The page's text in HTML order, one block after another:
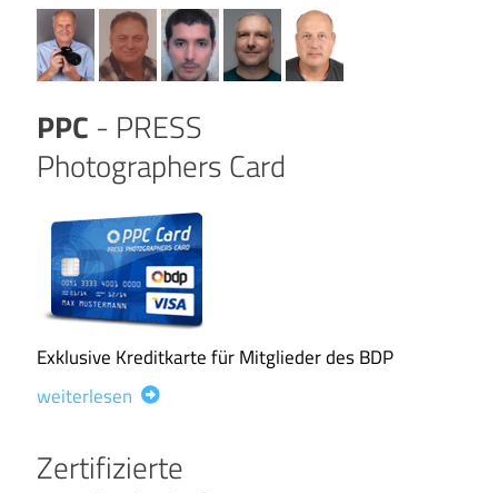
PPC - PRESS
Photographers Card
Exklusive Kreditkarte für Mitglieder des BDP
weiterlesen
Zertifizierte